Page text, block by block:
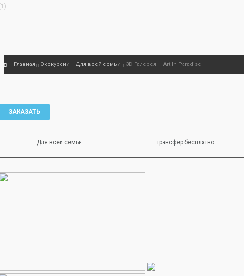
Главная Экскурсии Для всей семьи 3D Галерея — Art In Paradise
ЗАКАЗАТЬ
Для всей семьи трансфер бесплатно